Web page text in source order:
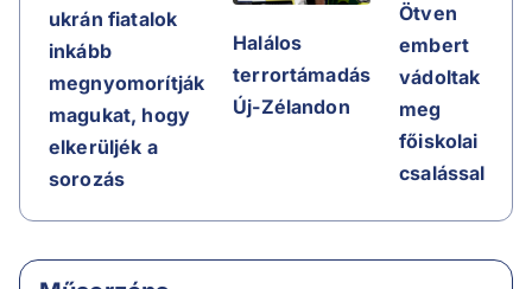
ukrán fiatalok
inkább
megnyomorítják
magukat, hogy
elkerüljék a
sorozás
Halálos
terrortámadás
Új-Zélandon
Ötven
embert
vádoltak
meg
főiskolai
csalással